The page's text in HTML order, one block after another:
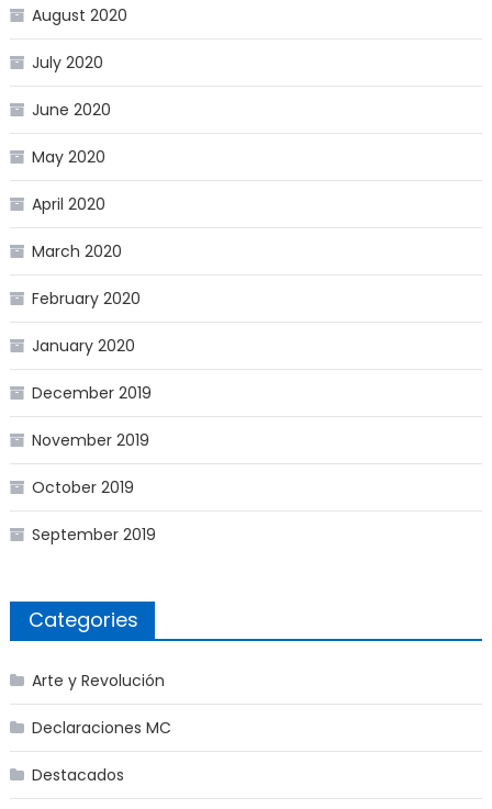
August 2020
July 2020
June 2020
May 2020
April 2020
March 2020
February 2020
January 2020
December 2019
November 2019
October 2019
September 2019
Categories
Arte y Revolución
Declaraciones MC
Destacados